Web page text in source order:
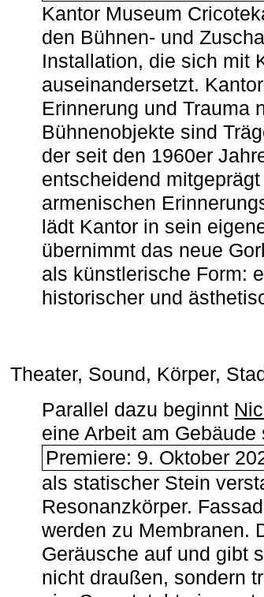
Kantor Museum
den Bühnen- und
Installation, die sich mit
auseinandersetzt.
Erinnerung und Trauma
Bühnenobjekte sind
der seit den 1960er
entscheidend
armenischen
lädt Kantor in sein
übernimmt das neue
als künstlerische Form:
historischer und
Theater, Sound, Körper,
Parallel dazu beginnt
eine Arbeit am Gebäude
Premiere: 9. Oktober
als statischer Stein
Resonanzkörper.
werden zu Membranen.
Geräusche auf und gibt
nicht draußen, sondern